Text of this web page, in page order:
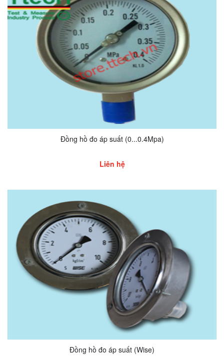
Đồng hồ đo áp suất (0...0.4Mpa)
Liên hệ
Đồng hồ đo áp suất (Wise)